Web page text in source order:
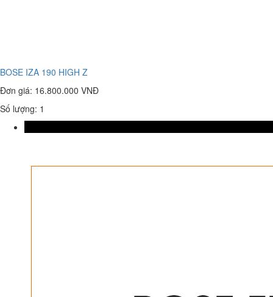
BOSE IZA 190 HIGH Z
Đơn giá: 16.800.000 VNĐ
Số lượng: 1